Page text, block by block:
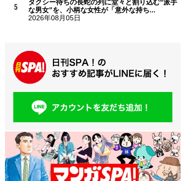
タクシー待ちの長蛇の列に堂々と割り込む“派手
な男女”を、小柄な女性が「意外な持ち...
2026年08月05日